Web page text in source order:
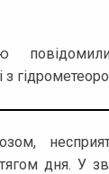
дня. У